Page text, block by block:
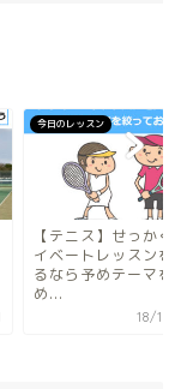
今日のレッスン
【テニス】サーブの
類：「サーブでポイ
が取れてないぞ!?」
手...
23/12/